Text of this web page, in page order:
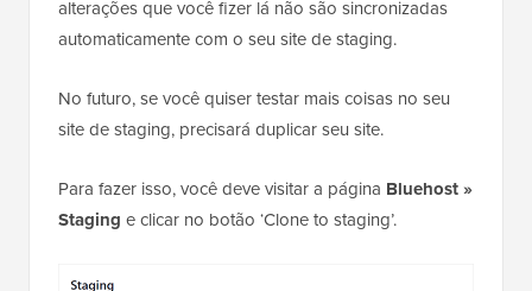
alterações que você fizer lá não são sincronizadas
automaticamente com o seu site de staging.
No futuro, se você quiser testar mais coisas no seu
site de staging, precisará duplicar seu site.
Para fazer isso, você deve visitar a página Bluehost »
Staging e clicar no botão ‘Clone to staging’.